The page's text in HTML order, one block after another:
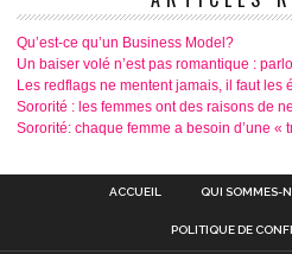
Qu’est-ce qu’un Business Model?
Un baiser volé n’est pas romantique :
Les redflags ne mentent jamais, il faut les
Sororité : les femmes ont des raisons de
Sororité: chaque femme a besoin d’une
ACCUEIL QUI SOMMES-
POLITIQUE DE